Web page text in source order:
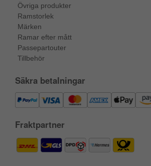
Övriga produkter
Ramstorlek
Märken
Ramar efter mått
Passepartouter
Tillbehör
Säkra betalningar
Fraktpartner